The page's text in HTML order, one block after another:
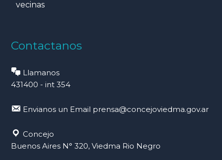
vecinas
Contactanos
Llamanos
431400 - int 354
Envianos un Email prensa@concejoviedma.gov.ar
Concejo
Buenos Aires N° 320, Viedma Rio Negro